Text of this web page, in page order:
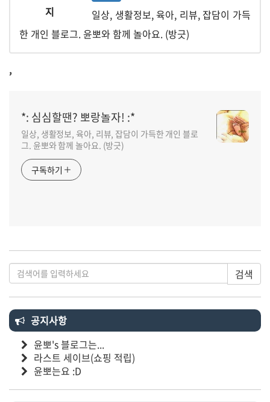
일상, 생활정보, 육아, 리뷰, 잡담이 가득
한 개인 블로그. 윤뽀와 함께 놀아요. (방긋)
,
*: 심심할땐? 뽀랑놀자! :*
일상, 생활정보, 육아, 리뷰, 잡담이 가득한 개인 블로
그. 윤뽀와 함께 놀아요. (방긋)
구독하기
검색
공지사항
윤뽀's 블로그는...
라스트 세이브(쇼핑 적립)
윤뽀는요 :D